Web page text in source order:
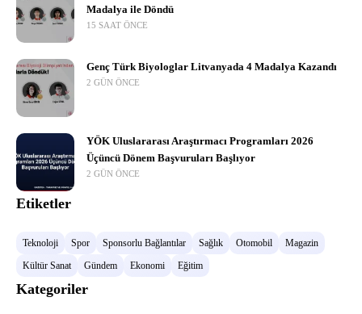
Madalya ile Döndü
15 SAAT ÖNCE
Genç Türk Biyologlar Litvanyada 4 Madalya Kazandı
2 GÜN ÖNCE
YÖK Uluslararası Araştırmacı Programları 2026
Üçüncü Dönem Başvuruları Başlıyor
2 GÜN ÖNCE
Etiketler
Teknoloji Spor Sponsorlu Bağlantılar Sağlık Otomobil
Magazin
Kültür Sanat
Gündem Ekonomi Eğitim
Kategoriler